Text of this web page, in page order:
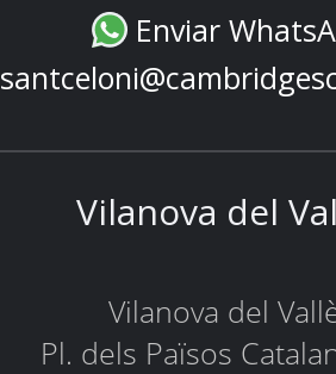
Enviar
Vilanova del
Vilanova del
Pl. dels Països